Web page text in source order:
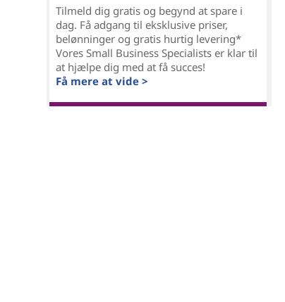
Tilmeld dig gratis og begynd at spare i
dag. Få adgang til eksklusive priser,
belønninger og gratis hurtig levering*
Vores Small Business Specialists er klar til
at hjælpe dig med at få succes!
Få mere at vide >